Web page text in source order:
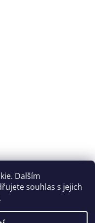
Dalším
souhlas s jejich
.